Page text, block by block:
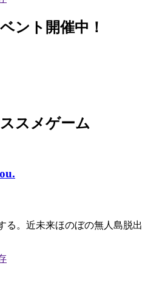
ント開催中！
スメゲーム
る。近未来ほのぼの無人島脱出